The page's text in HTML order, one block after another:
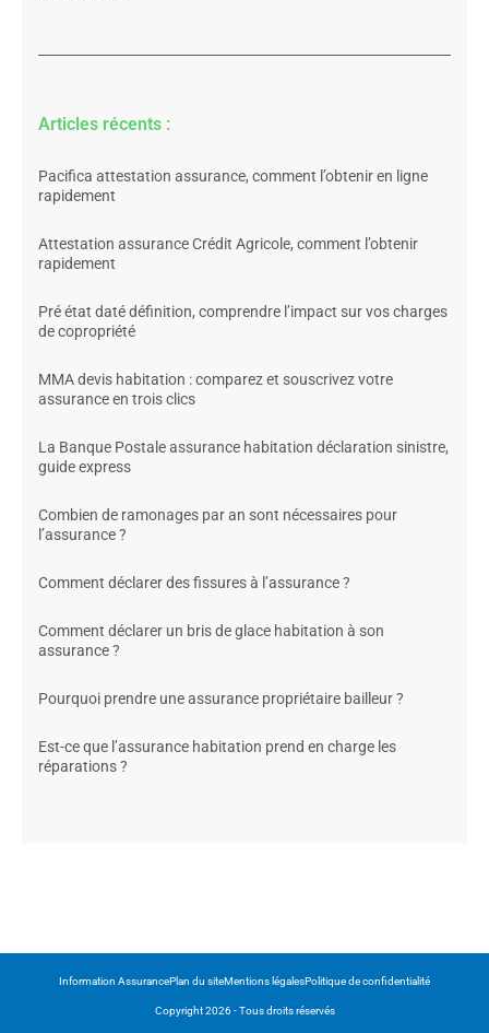
Articles récents :
Pacifica attestation assurance, comment l’obtenir en ligne
rapidement
Attestation assurance Crédit Agricole, comment l’obtenir
rapidement
Pré état daté définition, comprendre l’impact sur vos charges
de copropriété
MMA devis habitation : comparez et souscrivez votre
assurance en trois clics
La Banque Postale assurance habitation déclaration sinistre,
guide express
Combien de ramonages par an sont nécessaires pour
l’assurance ?
Comment déclarer des fissures à l’assurance ?
Comment déclarer un bris de glace habitation à son
assurance ?
Pourquoi prendre une assurance propriétaire bailleur ?
Est-ce que l’assurance habitation prend en charge les
réparations ?
Information AssurancePlan du siteMentions légalesPolitique de confidentialité
Copyright 2026 - Tous droits réservés